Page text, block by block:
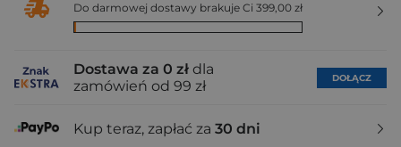
Do darmowej dostawy brakuje Ci 399,00 zł
Dostawa za 0 zł dla
zamówień od 99 zł
DOŁĄCZ
Kup teraz, zapłać za 30 dni